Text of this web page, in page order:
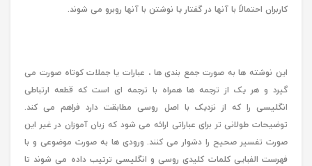
کاربران احتمالاً با آنها در گفتار یا نوشتن با آنها روبرو می شوند.
این نوشته ها به صورت جمع بندی ها ، عبارات یا جملات کوتاه صورت می
گیرد و هر یک از ترجمه ها همراه با ترجمه ای است که قطعه ارتباطی
انگلیسی را که از نزدیک با اصل روسی مطابقت دارد فراهم می کند.
توضیحات طولانی تر برای عباراتی ارائه می شود که زبان آموزان در غیر این
صورت تفسیر صحیح را دشوار می کنند. ورودی ها به صورت موضوعی و با
فهرست الفبایی کلمات کلیدی روسی و انگلیسی ترتیب داده می شوند تا